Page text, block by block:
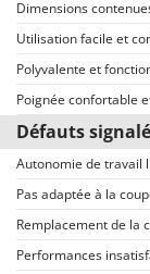
Tous les
consultés
permettent une
choisir entre avis
Dimensions
Utilisation facile et
Polyvalente et
Poignée confortable
Défauts
Autonomie de travail
Pas adaptée à la
Remplacement de la
Performances